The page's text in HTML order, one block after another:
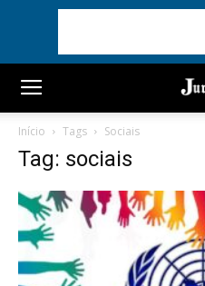
Início Tags Sociais
Tag: sociais